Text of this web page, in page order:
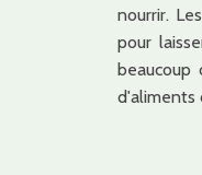
nourrir.
pour
beaucoup
d'aliments